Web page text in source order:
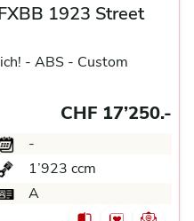
1923 Street
- ABS - Custom
CHF 17’250.-
-
1’923 ccm
A